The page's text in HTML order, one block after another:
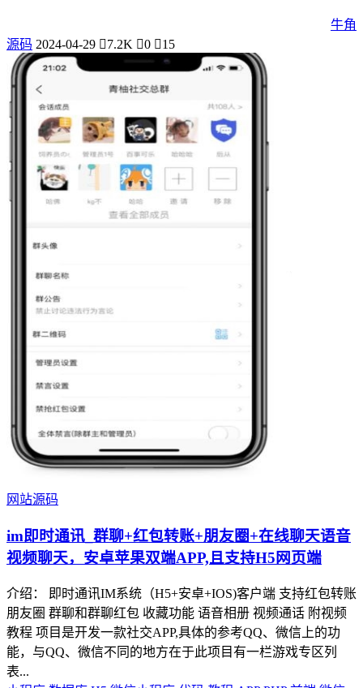
牛角
源码 2024-04-29 7.2K 0 15
网站源码
im即时通讯_群聊+红包转账+朋友圈+在线聊天语音
视频聊天，安卓苹果双端APP,且支持H5网页端
介绍： 即时通讯IM系统（H5+安卓+IOS)客户端 支持红包转账
朋友圈 群聊和群聊红包 收藏功能 语音相册 视频通话 附视频
教程 项目是开发一款社交APP,具体的参考QQ、微信上的功
能，与QQ、微信不同的地方在于此项目有一栏游戏专区列
表...